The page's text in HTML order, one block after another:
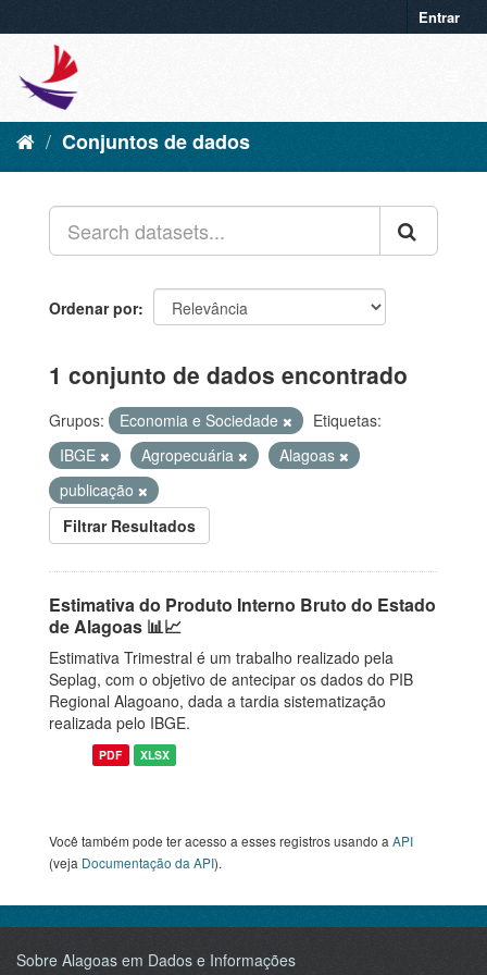
Entrar
Conjuntos de dados
Ordenar por
1 conjunto de dados encontrado
Grupos: Economia e Sociedade
Etiquetas:
IBGE
Agropecuária
Alagoas
publicação
Filtrar Resultados
Estimativa do Produto Interno Bruto do Estado
de Alagoas 📊📈
Estimativa Trimestral é um trabalho realizado pela
Seplag, com o objetivo de antecipar os dados do PIB
Regional Alagoano, dada a tardia sistematização
realizada pelo IBGE.
PDF XLSX
Você também pode ter acesso a esses registros usando a API
(veja Documentação da API).
Sobre Alagoas em Dados e Informações